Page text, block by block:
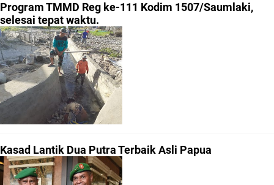
Program TMMD Reg ke-111 Kodim 1507/Saumlaki,
selesai tepat waktu.
Kasad Lantik Dua Putra Terbaik Asli Papua